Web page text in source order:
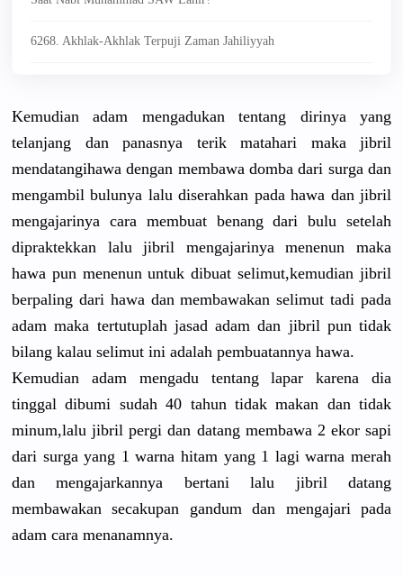
6268. Akhlak-Akhlak Terpuji Zaman Jahiliyyah
Kemudian adam mengadukantentang dirinya yang
telanjang dan panasnya terik matahari maka jibril
mendatangihawa dengan membawa domba dari surga dan
mengambil bulunya lalu diserahkan pada hawa dan jibril
mengajarinya cara membuat benang dari bulu setelah
dipraktekkan lalu jibril mengajarinya menenun maka
hawa pun menenun untuk dibuat selimut,kemudia­n jibril
berpaling dari hawa dan membawakan selimut tadi pada
adam maka tertutuplah jasad adam dan jibril pun tidak
bilang kalau selimut ini adalah pembuatannya hawa.
Kemudian adam mengadu tentang lapar karena dia
tinggal dibumi sudah 40 tahun tidak makan dan tidak
minum,lalu jibril pergi dan datang membawa 2 ekor sapi
dari surga yang 1 warna hitam yang 1 lagi warna merah
dan mengajarkannya bertani lalu jibril datang
membawakan secakupan gandum dan mengajari pada
adam cara menanamnya.